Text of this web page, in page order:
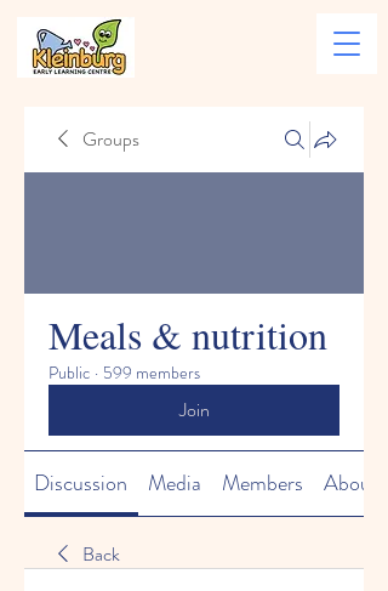
Groups
Meals & nutrition
Public · 599 members
Join
Discussion Media Members About
Back